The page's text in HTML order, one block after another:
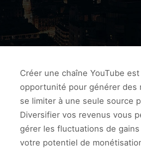
Créer une chaîne YouTube
opportunité pour générer des
se limiter à une seule source
Diversifier vos revenus vous
gérer les fluctuations de gains
votre potentiel de